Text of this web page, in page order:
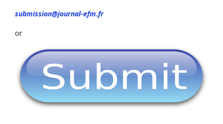
submission@journal-efm.fr
or